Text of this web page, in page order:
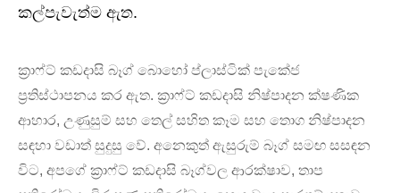
කල්පැවැත්ම ඇත.
ක්‍රාෆ්ට් කඩදාසි බෑග් බොහෝ ප්ලාස්ටික් පැකේජ
ප්‍රතිස්ථාපනය කර ඇත. ක්‍රාෆ්ට් කඩදාසි නිෂ්පාදන ක්ෂණික
ආහාර, උණුසුම් සහ තෙල් සහිත කෑම සහ තොග නිෂ්පාදන
සඳහා වඩාත් සුදුසු වේ. අනෙකුත් ඇසුරුම් බෑග් සමඟ සසඳන
විට, අපගේ ක්‍රාෆ්ට් කඩදාසි බෑග්වල ආරක්ෂාව, තාප